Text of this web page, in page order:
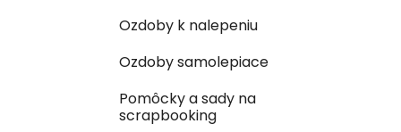
Ozdoby k nalepeniu
Ozdoby samolepiace
Pomôcky a sady na
scrapbooking